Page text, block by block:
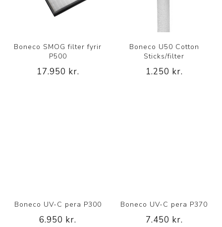
Boneco SMOG filter fyrir
P500
17.950 kr.
Boneco U50 Cotton
Sticks/filter
1.250 kr.
Boneco UV-C pera P300
6.950 kr.
Boneco UV-C pera P370
7.450 kr.